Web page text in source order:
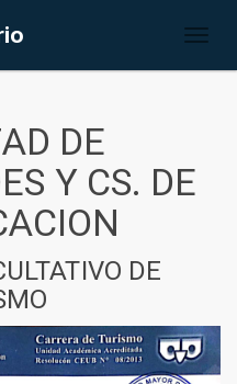
DE
Y CS. DE
DE